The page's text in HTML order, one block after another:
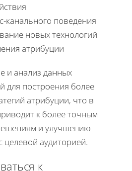
канального поведения
новых технологий
атрибуции
и анализ данных
для построения более
атрибуции, что в
к более точным
и улучшению
целевой аудиторией.
к